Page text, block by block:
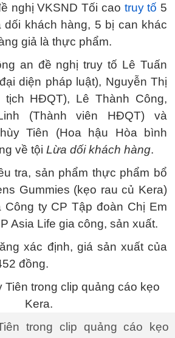
nghị VKSND Tối cao truy tố 5
dối khách hàng, 5 bị can khác
giả là thực phẩm.
an đề nghị truy tố Lê Tuấn
diện pháp luật), Nguyễn Thị
tịch HĐQT), Lê Thành Công,
(Thành viên HĐQT) và
Tiên (Hoa hậu Hòa bình
về tội Lừa dối khách hàng.
tra, sản phẩm thực phẩm bổ
Gummies (kẹo rau củ Kera)
Công ty CP Tập đoàn Chị Em
Asia Life gia công, sản xuất.
xác định, giá sản xuất của
đồng.
trong clip quảng cáo kẹo